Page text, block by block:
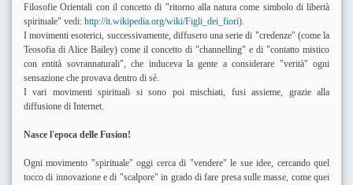
Filosofie Orientali con il concetto di "ritorno alla natura come simbolo di libertà
spirituale" vedi: http://it.wikipedia.org/wiki/Figli_dei_fiori).
I movimenti esoterici, successivamente, diffusero una serie di "credenze" (come la
Teosofia di Alice Bailey) come il concetto di "channelling" e di "contatto mistico
con entità sovrannaturali", che induceva la gente a considerare "verità" ogni
sensazione che provava dentro di sè.
I vari movimenti spirituali si sono poi mischiati, fusi assieme, grazie alla
diffusione di Internet.
Nasce l'epoca delle Fusion!
Ogni movimento "spirituale" oggi cerca di "vendere" le sue idee, cercando quel
tocco di innovazione e di "scalpore" in grado di fare presa sulle masse, come quei